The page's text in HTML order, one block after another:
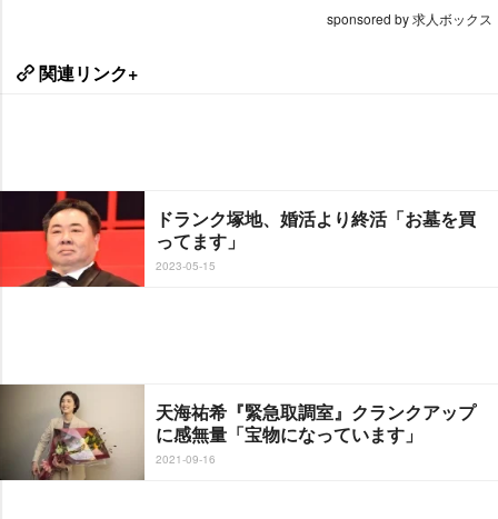
sponsored by 求人ボックス
関連リンク+
ドランク塚地、婚活より終活「お墓を買
ってます」
2023-05-15
天海祐希『緊急取調室』クランクアップ
に感無量「宝物になっています」
2021-09-16